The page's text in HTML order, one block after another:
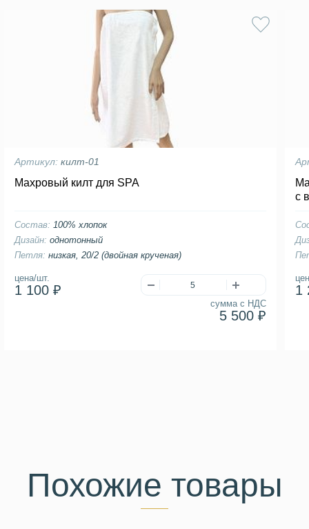
Артикул: килт-01
Махровый килт для SPA
цена/шт.
1 100 ₽
сумма с НДС
5 500 ₽
Состав: 100% хлопок
Дизайн: однотонный
Петля: низкая, 20/2 (двойная крученая)
с
1
Похожие товары